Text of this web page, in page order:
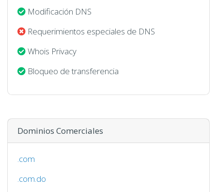
Modificación DNS
Requerimientos especiales de DNS
Whois Privacy
Bloqueo de transferencia
Dominios Comerciales
.com
.com.do